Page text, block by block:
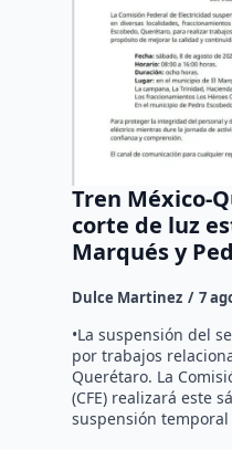
Tren México-
corte de luz
Marqués y
Dulce Martinez 7
•La suspensión del
por trabajos
Querétaro. La
(CFE) realizará este
suspensión